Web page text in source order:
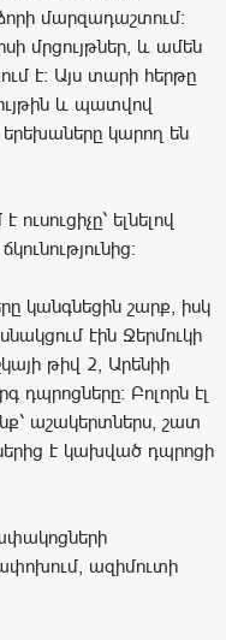
մարզադաշտում:
մրցույթներ, և ամեն
է: Այս տարի հերթը
և պատվով
կարող են
ելնելով
կանգնեցին շարք, իսկ
էին Ջերմուկի
թիվ 2, Արենիի
Բոլորն էլ
աշակերտներս, շատ
է կախված դպրոցի
ազիմուտի